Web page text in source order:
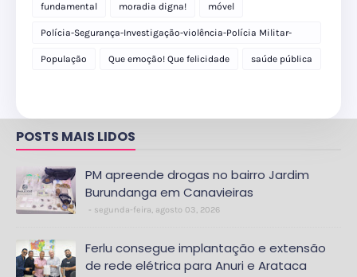
fundamental moradia digna! móvel
Polícia-Segurança-Investigação-violência-Polícia Militar-
delegacia
População Que emoção! Que felicidade saúde pública
POSTS MAIS LIDOS
PM apreende drogas no bairro Jardim
Burundanga em Canavieiras
segunda-feira, agosto 03, 2026
Ferlu consegue implantação e extensão
de rede elétrica para Anuri e Arataca